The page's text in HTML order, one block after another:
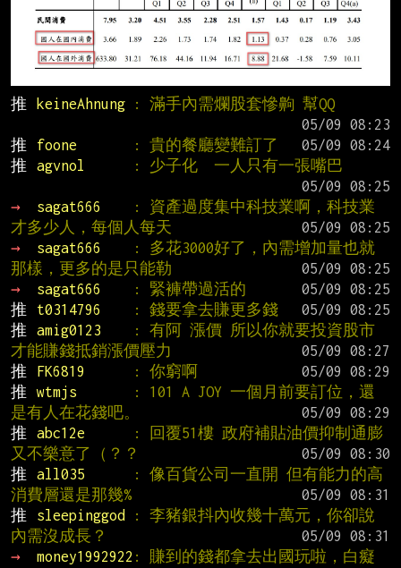
推 keineAhnung
: 滿手內需爛股套慘齁 幫QQ
推
foone : 貴的餐廳變難訂了
推
agvnol
: 少子化  一人只有一張嘴巴
→
sagat666
: 資產過度集中科技業啊，科技業
才多少人，每個人每天
→
sagat666
: 多花3000好了，內需增加量也就
那樣，更多的是只能勒
→
sagat666 : 緊褲帶過活的
推
t0314796 : 錢要拿去賺更多錢
推
amig0123
: 有阿 漲價 所以你就要投資股市
才能賺錢抵銷漲價壓力
推
FK6819 : 你窮啊
推
wtmjs
: 101 A JOY 一個月前要訂位，還
是有人在花錢吧。
推
abc12e
: 回覆51樓 政府補貼油價抑制通膨
又不樂意了（？？
推
all035
: 像百貨公司一直開 但有能力的高
消費層還是那幾%
推
sleepinggod
: 李豬銀抖內收幾十萬元，你卻說
內需沒成長？
→
money1992922 : 賺到的錢都拿去出國玩啦，白癡